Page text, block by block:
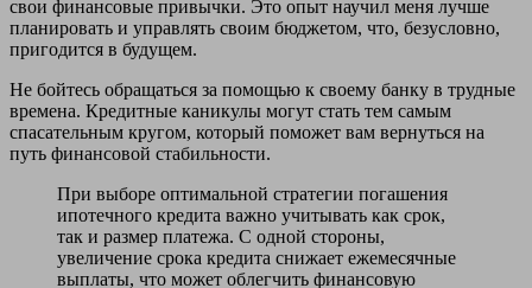
свои финансовые привычки. Это опыт научил меня лучше
планировать и управлять своим бюджетом, что, безусловно,
пригодится в будущем.
Не бойтесь обращаться за помощью к своему банку в трудные
времена. Кредитные каникулы могут стать тем самым
спасательным кругом, который поможет вам вернуться на
путь финансовой стабильности.
При выборе оптимальной стратегии погашения
ипотечного кредита важно учитывать как срок,
так и размер платежа. С одной стороны,
увеличение срока кредита снижает ежемесячные
выплаты, что может облегчить финансовую